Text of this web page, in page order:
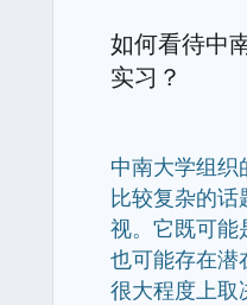
如何看待中
实习？
中南大学组织
比较复杂的话
视。它既可能
也可能存在潜
很大程度上取